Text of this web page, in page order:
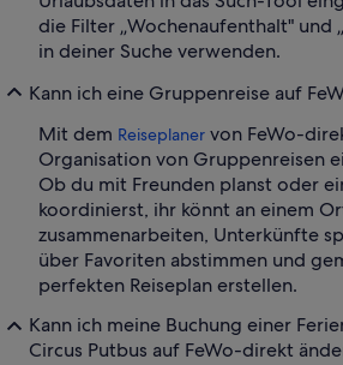
die Filter „Wochenaufenthalt" und
in deiner Suche verwenden.
Kann ich eine Gruppenreise auf
Mit dem Reiseplaner von FeWo-
Organisation von Gruppenreisen
Ob du mit Freunden planst oder
koordinierst, ihr könnt an einem
zusammenarbeiten, Unterkünfte
über Favoriten abstimmen und
perfekten Reiseplan erstellen.
Kann ich meine Buchung einer
Circus Putbus auf FeWo-direkt